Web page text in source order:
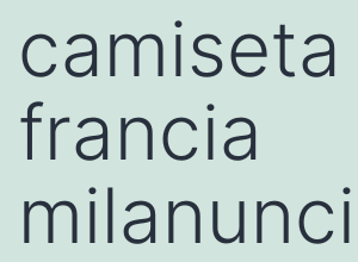
camiseta
francia